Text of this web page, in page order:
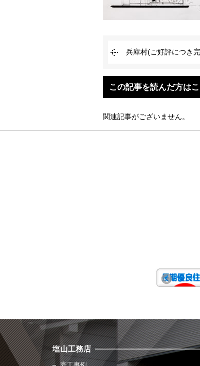
兵庫村(ご好評につき
この記事を読んだ方は
関連記事がございません。
塩山工務店